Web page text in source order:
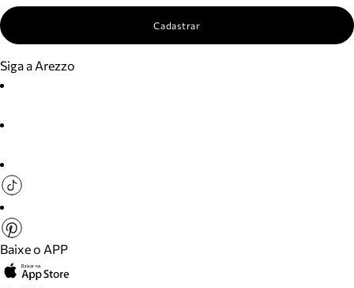
Cadastrar
Siga a Arezzo
Baixe o APP